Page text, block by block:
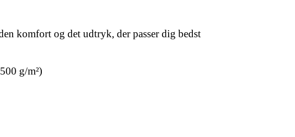
komfort og det udtryk, der passer dig bedst
g/m²)